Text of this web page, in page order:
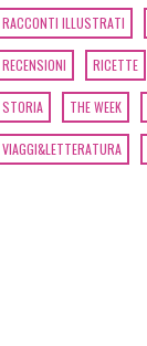
RACCONTI ILLUSTRATI
RECENSIONI RICETTE
STORIA THE WEEK
VIAGGI&LETTERATURA